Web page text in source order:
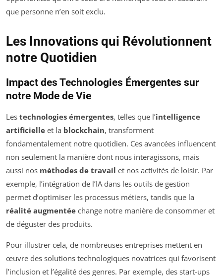
que personne n’en soit exclu.
Les Innovations qui Révolutionnent
notre Quotidien
Impact des Technologies Émergentes sur
notre Mode de Vie
Les technologies émergentes, telles que l’intelligence
artificielle et la blockchain, transforment
fondamentalement notre quotidien. Ces avancées influencent
non seulement la manière dont nous interagissons, mais
aussi nos méthodes de travail et nos activités de loisir. Par
exemple, l’intégration de l’IA dans les outils de gestion
permet d’optimiser les processus métiers, tandis que la
réalité augmentée change notre manière de consommer et
de déguster des produits.
Pour illustrer cela, de nombreuses entreprises mettent en
œuvre des solutions technologiques novatrices qui favorisent
l’inclusion et l’égalité des genres. Par exemple, des start-ups